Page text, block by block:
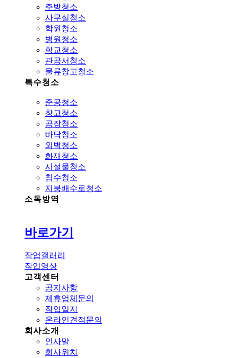
주방청소
사무실청소
학원청소
병원청소
학교청소
관공서청소
물류창고청소
특수청소
준공청소
창고청소
공장청소
바닥청소
외벽청소
화재청소
시설물청소
침수청소
지붕배수로청소
소독방역
바로가기
작업갤러리
작업영상
고객센터
공지사항
제휴업체문의
작업일지
온라인견적문의
회사소개
인사말
회사위치